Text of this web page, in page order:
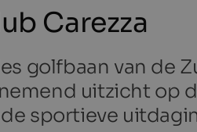
Carezza
golfbaan van de
uitzicht op
sportieve